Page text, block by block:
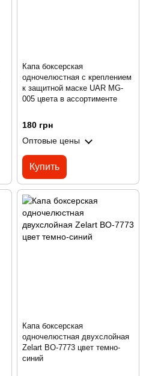
Капа боксерская
одночелюстная с креплением
к защитной маске UAR MG-
005 цвета в ассортименте
180 грн
Оптовые цены
Купить
Капа боксерская
одночелюстная двухслойная
Zelart BO-7773 цвет темно-
синий